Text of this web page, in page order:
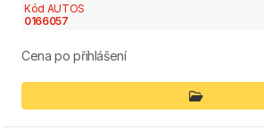
Kód AUTOS
0166057
Cena po přihlášení